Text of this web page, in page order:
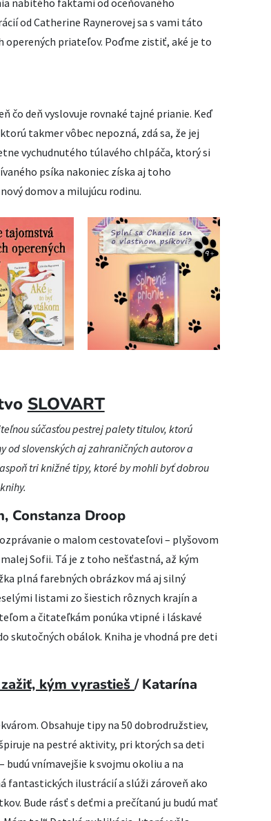
nabitého faktami od oceňovaného
od Catherine Raynerovej sa s vami táto
operených priateľov. Poďme zistiť, aké je to
čo deň vyslovuje rovnaké tajné prianie. Keď
takmer vôbec nepozná, zdá sa, že jej
vychudnutého túlavého chlpáča, ktorý si
psíka nakoniec získa aj toho
domov a milujúcu rodinu.
SLOVART
súčasťou pestrej palety titulov, ktorú
slovenských aj zahraničných autorov a
tri knižné tipy, ktoré by mohli byť dobrou
Constanza Droop
o malom cestovateľovi – plyšovom
Sofii. Tá je z toho nešťastná, až kým
plná farebných obrázkov má aj silný
listami zo šiestich rôznych krajín a
a čitateľkám ponúka vtipné i láskavé
skutočných obálok. Kniha je vhodná pre deti
kým vyrastieš/Katarína
Obsahuje tipy na 50 dobrodružstiev,
na pestré aktivity, pri ktorých sa deti
budú vnímavejšie k svojmu okoliu a na
fantastických ilustrácií a slúži zároveň ako
Bude rásť s deťmi a prečítanú ju budú mať